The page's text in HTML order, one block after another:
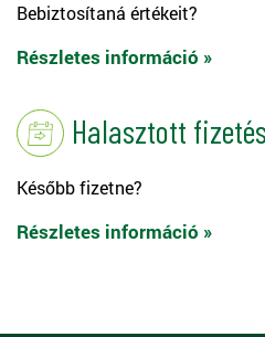
Bebiztosítaná értékeit?
Részletes információ »
Halasztott fizetés
Később fizetne?
Részletes információ »